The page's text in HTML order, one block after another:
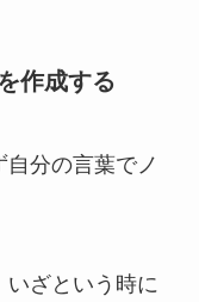
作成する
分の言葉でノ
ざという時に